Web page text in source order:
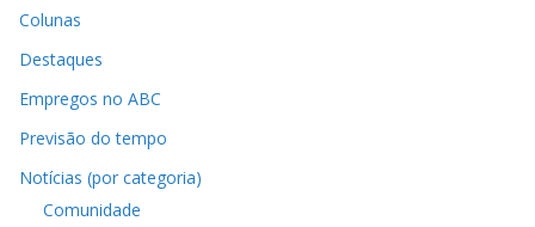
Colunas
Destaques
Empregos no ABC
Previsão do tempo
Notícias (por categoria)
Comunidade